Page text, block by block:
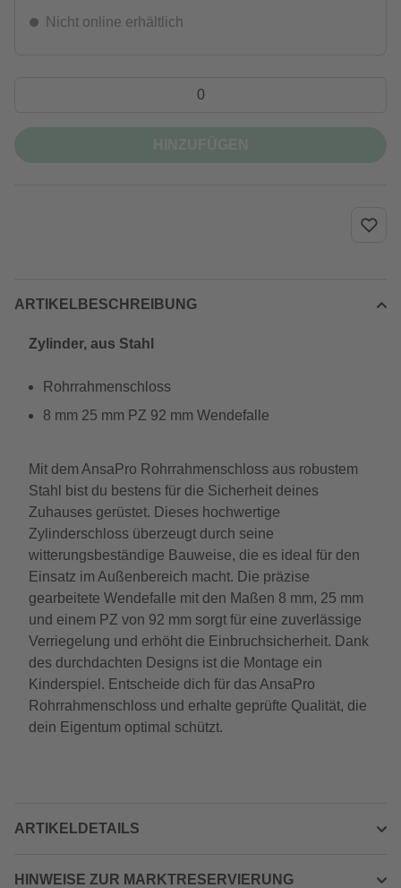
Nicht online erhältlich
ARTIKELBESCHREIBUNG
Zylinder, aus Stahl
Rohrrahmenschloss
8 mm 25 mm PZ 92 mm Wendefalle
Mit dem AnsaPro Rohrrahmenschloss aus robustem
Stahl bist du bestens für die Sicherheit deines
Zuhauses gerüstet. Dieses hochwertige
Zylinderschloss überzeugt durch seine
witterungsbeständige Bauweise, die es ideal für den
Einsatz im Außenbereich macht. Die präzise
gearbeitete Wendefalle mit den Maßen 8 mm, 25 mm
und einem PZ von 92 mm sorgt für eine zuverlässige
Verriegelung und erhöht die Einbruchsicherheit. Dank
des durchdachten Designs ist die Montage ein
Kinderspiel. Entscheide dich für das AnsaPro
Rohrrahmenschloss und erhalte geprüfte Qualität, die
dein Eigentum optimal schützt.
ARTIKELDETAILS
HINWEISE ZUR MARKTRESERVIERUNG